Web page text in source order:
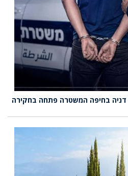
דניה בחיפה המשטרה פתחה בחקירה